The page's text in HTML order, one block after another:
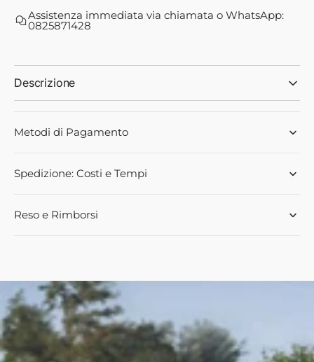
CODICE
36862189
6677041A1
CODICE
36862189
6677041A1
Assistenza immediata via chiamata o WhatsApp:
0825871428
Descrizione
Metodi di Pagamento
Spedizione: Costi e Tempi
Reso e Rimborsi